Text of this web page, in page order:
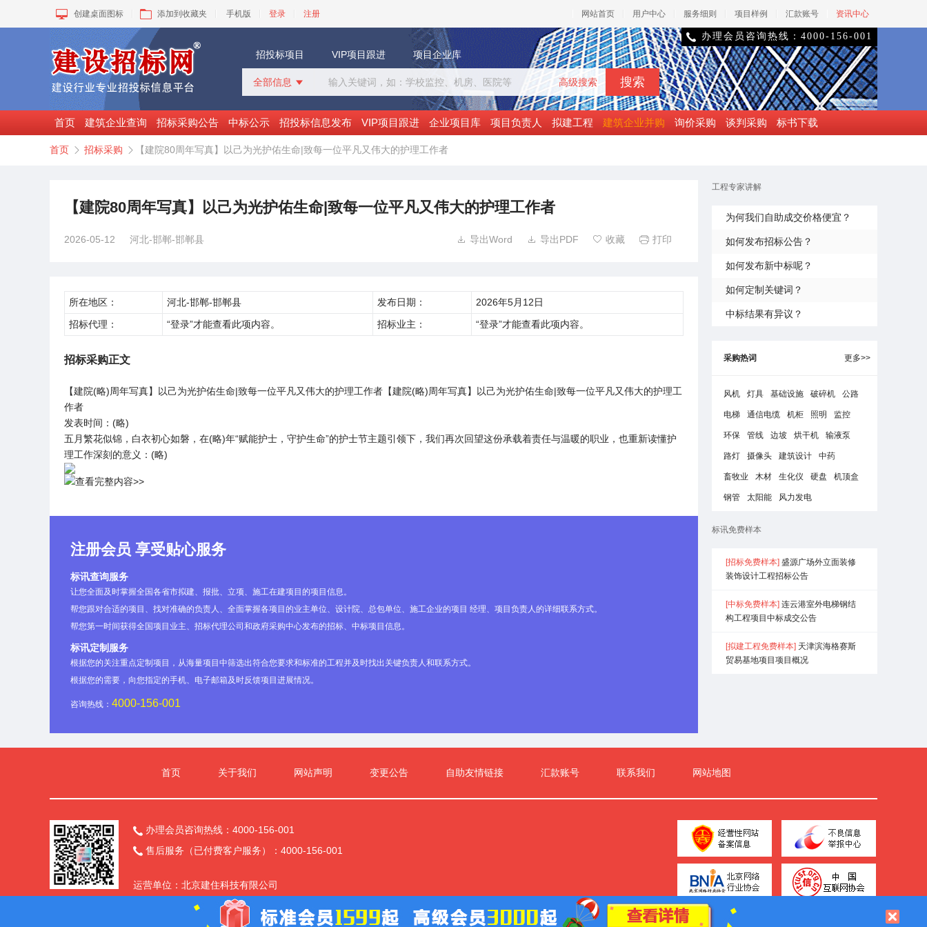
创建桌面图标 添加到收藏夹 手机版 登录 注册 网站首页 用户中心 服务细则 项目样例 汇款账号 资讯中心
招投标项目 VIP项目跟进 项目企业库
全部信息 
招标采购
中标公示
变更公告
VIP项目
询价采购
高级搜索
 办理会员咨询热线：4000-156-001
首页 建筑企业查询 招标采购公告 中标公示 招投标信息发布 VIP项目跟进 企业项目库 项目负责人 拟建工程 建筑企业并购 询价采购 谈判采购 标书下载
首页  招标采购  【建院80周年写真】以己为光护佑生命|致每一位平凡又伟大的护理工作者
【建院80周年写真】以己为光护佑生命|致每一位平凡又伟大的护理工作者
2026-05-12 河北-邯郸-邯郸县  导出Word  导出PDF  收藏  打印
所在地区： 河北-邯郸-邯郸县 发布日期：
2026年5月12日
招标代理：
“登录”才能查看此项内容。 招标业主： “登录”才能查看此项内容。
招标采购正文
【建院(略)周年写真】以己为光护佑生命|致每一位平凡又伟大的护理工作者【建院(略)周年写真】以己为光护佑生命|致每一位平凡又伟大的护理工
作者
发表时间：(略)
五月繁花似锦，白衣初心如磐，在(略)年“赋能护士，守护生命”的护士节主题引领下，我们再次回望这份承载着责任与温暖的职业，也重新读懂护
理工作深刻的意义：(略)
查看完整内容>>

注册会员后即可查看免费招标信息，每天更新50000多条
注册会员 享受贴心服务
标讯查询服务
让您全面及时掌握全国各省市拟建、报批、立项、施工在建项目的项目信息。
帮您跟对合适的项目、找对准确的负责人、全面掌握各项目的业主单位、设计院、总包单位、施工企业的项目 经理、项目负责人的详细联系方式。
帮您第一时间获得全国项目业主、招标代理公司和政府采购中心发布的招标、中标项目信息。
标讯定制服务
根据您的关注重点定制项目，从海量项目中筛选出符合您要求和标准的工程并及时找出关键负责人和联系方式。
根据您的需要，向您指定的手机、电子邮箱及时反馈项目进展情况。
咨询热线： 4000-156-001
工程专家讲解
为何我们自助成交价格便宜？
如何发布招标公告？
如何发布新中标呢？
如何定制关键词？
中标结果有异议？
采购热词 更多>>
风机 灯具 基础设施 破碎机 公路
电梯 通信电缆 机柜 照明 监控
环保 管线 边坡 烘干机 输液泵
路灯 摄像头 建筑设计 中药
畜牧业 木材 生化仪 硬盘 机顶盒
钢管 太阳能 风力发电
标讯免费样本
[招标免费样本] 盛源广场外立面装修
装饰设计工程招标公告
[中标免费样本] 连云港室外电梯钢结
构工程项目中标成交公告
[拟建工程免费样本] 天津滨海格赛斯
贸易基地项目项目概况
首页 关于我们 网站声明 变更公告 自助友情链接 汇款账号 联系我们 网站地图
 办理会员咨询热线：4000-156-001
 售后服务（已付费客户服务）：4000-156-001
运营单位：北京建住科技有限公司
京ICP备2025145389号-9